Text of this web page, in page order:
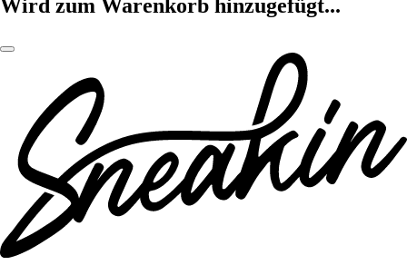
Wird zum Warenkorb hinzugefügt...